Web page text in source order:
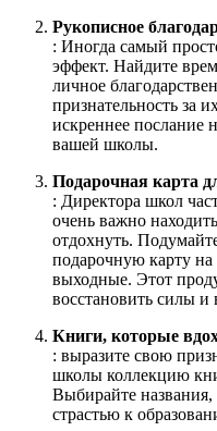
Рукописное
: Иногда самый
эффект. Найдите
личное
признательность за
искреннее послание
вашей школы.
Подарочная карта
: Директора школ
очень важно
отдохнуть.
подарочную карту
выходные. Этот
восстановить силы и
Книги, которые
: выразите свою
школы коллекцию
Выбирайте
страстью к